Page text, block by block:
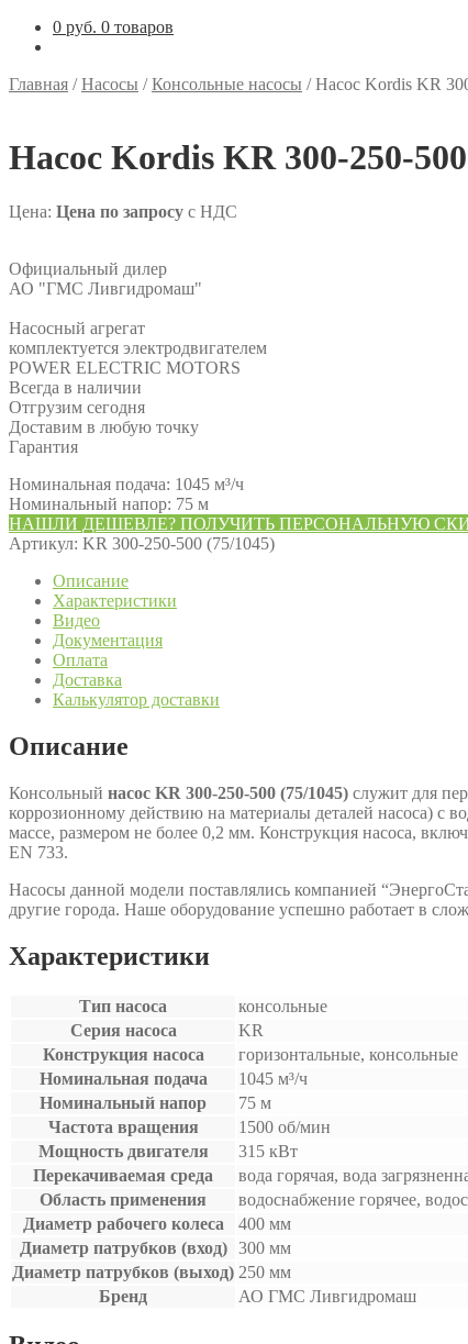
0 руб. 0 товаров
Главная /Насосы /Консольные насосы /Насос Kordis KR
Насос Kordis KR 300-250-
Цена: Цена по запросу с НДС
Официальный дилер
АО "ГМС Ливгидромаш"
Насосный агрегат
комплектуется электродвигателем
POWER ELECTRIC MOTORS
Всегда в наличии
Отгрузим сегодня
Доставим в любую точку
Гарантия
Номинальная подача: 1045 м³/ч
Номинальный напор: 75 м
НАШЛИ ДЕШЕВЛЕ? ПОЛУЧИТЬ ПЕРСОНАЛЬНУЮ
Артикул: KR 300-250-500 (75/1045)
Описание
Характеристики
Видео
Документация
Оплата
Доставка
Калькулятор доставки
Описание
Консольный насос KR 300-250-500 (75/1045) служит для
коррозионному действию на материалы деталей насоса) с
массе, размером не более 0,2 мм. Конструкция насоса,
EN 733.
Насосы данной модели поставлялись компанией
другие города. Наше оборудование успешно работает в
Характеристики
Тип насоса
консольные
Серия насоса
KR
Конструкция насоса
горизонтальные, консольные
Номинальная подача
1045 м³/ч
Номинальный напор
75 м
Частота вращения
1500 об/мин
Мощность двигателя
315 кВт
Перекачиваемая среда
вода горячая, вода
Область применения
водоснабжение горячее,
Диаметр рабочего колеса
400 мм
Диаметр патрубков (вход)
300 мм
Диаметр патрубков (выход) 250 мм
Бренд
АО ГМС Ливгидромаш